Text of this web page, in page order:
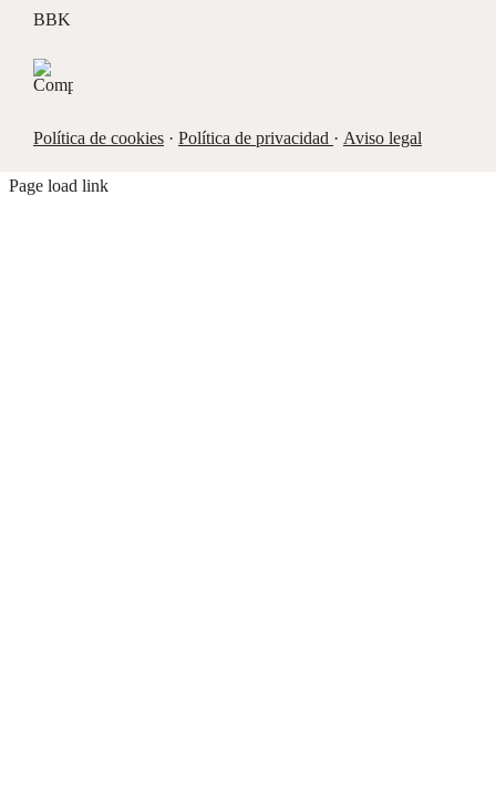
BBK
Política de cookies· Política de privacidad · Aviso legal
Page load link